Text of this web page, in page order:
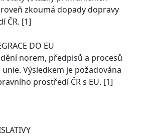
zkoumá dopady dopravy
ČR. [1]
DO EU
norem, předpisů a procesů
unie. Výsledkem je požadována
prostředí ČR s EU. [1]